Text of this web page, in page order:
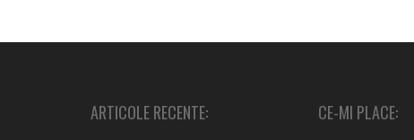
ARTICOLE RECENTE: CE-MI PLACE: